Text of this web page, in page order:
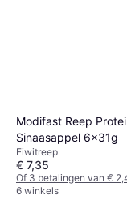
Modifast Reep
Sinaasappel 6x31g
Eiwitreep
€ 7,35
Of 3 betalingen van €
6 winkels